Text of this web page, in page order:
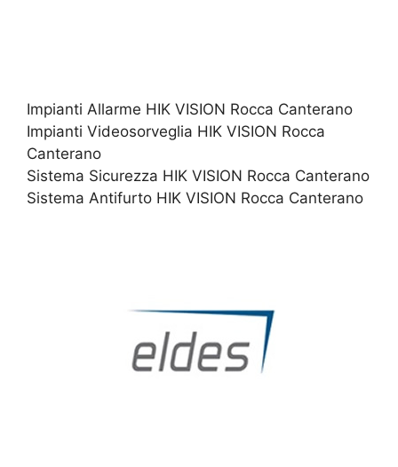
Impianti Allarme HIK VISION Rocca Canterano
Impianti Videosorveglia HIK VISION Rocca
Canterano
Sistema Sicurezza HIK VISION Rocca Canterano
Sistema Antifurto HIK VISION Rocca Canterano